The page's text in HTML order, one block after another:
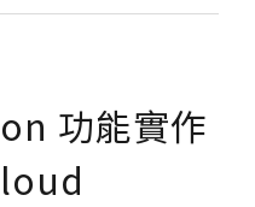
功能實作